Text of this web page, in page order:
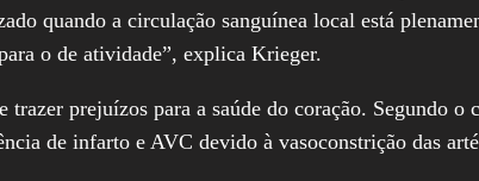
quando a circulação sanguínea local está
o de atividade”, explica Krieger.
prejuízos para a saúde do coração. Segundo o
de infarto e AVC devido à vasoconstrição das